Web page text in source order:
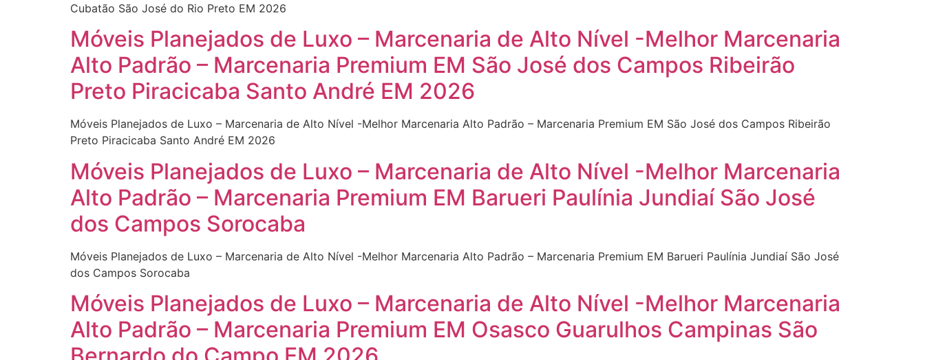
Cubatão São José do Rio Preto EM 2026
Móveis Planejados de Luxo – Marcenaria de Alto Nível -Melhor Marcenaria
Alto Padrão – Marcenaria Premium EM São José dos Campos Ribeirão
Preto Piracicaba Santo André EM 2026
Móveis Planejados de Luxo – Marcenaria de Alto Nível -Melhor Marcenaria Alto Padrão – Marcenaria Premium EM São José dos Campos Ribeirão
Preto Piracicaba Santo André EM 2026
Móveis Planejados de Luxo – Marcenaria de Alto Nível -Melhor Marcenaria
Alto Padrão – Marcenaria Premium EM Barueri Paulínia Jundiaí São José
dos Campos Sorocaba
Móveis Planejados de Luxo – Marcenaria de Alto Nível -Melhor Marcenaria Alto Padrão – Marcenaria Premium EM Barueri Paulínia Jundiaí São José
dos Campos Sorocaba
Móveis Planejados de Luxo – Marcenaria de Alto Nível -Melhor Marcenaria
Alto Padrão – Marcenaria Premium EM Osasco Guarulhos Campinas São